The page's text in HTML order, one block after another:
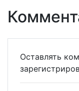
Оставлять